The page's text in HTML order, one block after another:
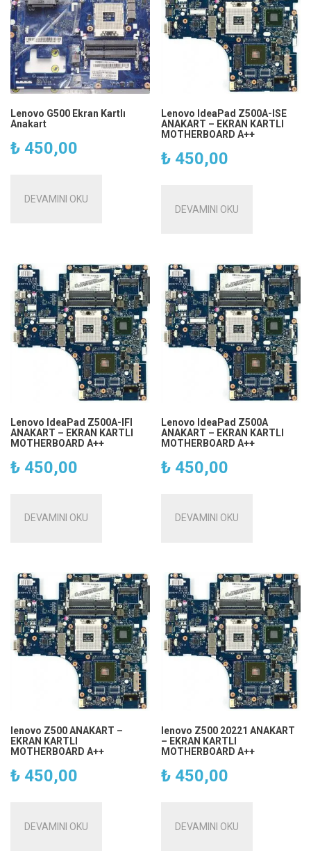
Lenovo G500 Ekran Kartlı
Anakart
₺ 450,00
DEVAMINI OKU
Lenovo IdeaPad Z500A-ISE
ANAKART – EKRAN KARTLI
MOTHERBOARD A++
₺ 450,00
DEVAMINI OKU
Lenovo IdeaPad Z500A-IFI
ANAKART – EKRAN KARTLI
MOTHERBOARD A++
₺ 450,00
DEVAMINI OKU
Lenovo IdeaPad Z500A
ANAKART – EKRAN KARTLI
MOTHERBOARD A++
₺ 450,00
DEVAMINI OKU
lenovo Z500 ANAKART –
EKRAN KARTLI
MOTHERBOARD A++
₺ 450,00
DEVAMINI OKU
lenovo Z500 20221 ANAKART
– EKRAN KARTLI
MOTHERBOARD A++
₺ 450,00
DEVAMINI OKU